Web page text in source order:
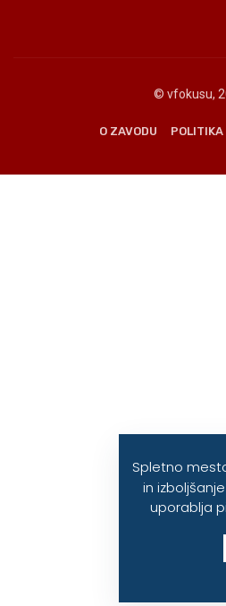
© vfokusu,
O ZAVODU
Spletno
in
uporablja